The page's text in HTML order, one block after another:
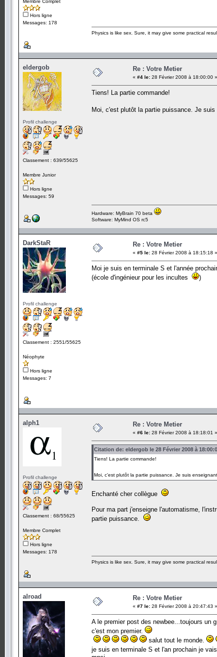
Membre Complet
Hors ligne
Messages: 178
Physics is like sex. Sure, it may give some practical
eldergob
Profil challenge
Classement : 639/55625
Membre Junior
Hors ligne
Messages: 59
Re : Votre Metier
« #4 le: 28 Février 2008 à 18:00:00 »
Tiens! La partie commande!
Moi, c'est plutôt la partie puissance. Je
Hardware: MyBrain 70 beta
Software: MyMind OS rc5
DarkStaR
Profil challenge
Classement : 2551/55625
Néophyte
Hors ligne
Messages: 7
Re : Votre Metier
« #5 le: 28 Février 2008 à 18:15:18 »
Moi je suis en terminale S et l'année
(école d'ingénieur pour les incultes
)
alph1
Profil challenge
Classement : 68/55625
Membre Complet
Hors ligne
Messages: 178
Re : Votre Metier
« #6 le: 28 Février 2008 à 18:18:01 »
Citation de: eldergob le 28 Février 2008 à
Tiens! La partie commande!
Moi, c'est plutôt la partie puissance. Je suis
Enchanté cher collègue
Pour ma part j'enseigne l'automatisme,
partie puissance.
Physics is like sex. Sure, it may give some practical
alroad Re : Votre Metier
« #7 le: 28 Février 2008 à 20:47:43 »
A le premier post des newbee...toujours un
c'est mon premier.
salut tout le monde.
je suis en terminale S et l'an prochain je